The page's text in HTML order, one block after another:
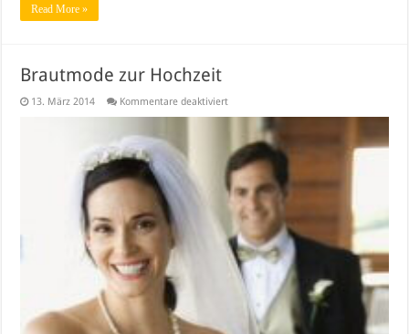
Read More »
Brautmode zur Hochzeit
13. März 2014 Kommentare deaktiviertfür
Hochzeit